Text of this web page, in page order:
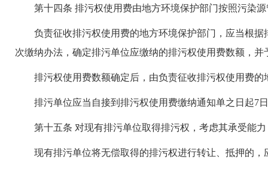
第十四条 排污权使用费由地方环境保护部门按照污染源
负责征收排污权使用费的地方环境保护部门，应当根据
次缴纳办法，确定排污单位应缴纳的排污权使用费数额，并
排污权使用费数额确定后，由负责征收排污权使用费的
排污单位应当自接到排污权使用费缴纳通知单之日起7
第十五条 对现有排污单位取得排污权，考虑其承受能力
现有排污单位将无偿取得的排污权进行转让、抵押的，